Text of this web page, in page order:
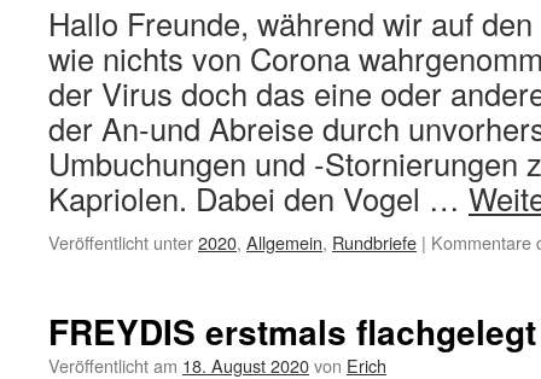
Hallo Freunde, während wir auf
wie nichts von Corona
der Virus doch das eine oder
der An-und Abreise durch
Umbuchungen und -Stornierungen
Kapriolen. Dabei den Vogel …
Veröffentlicht unter2020, Allgemein, Rundbriefe | Kommentare
FREYDIS erstmals flachgelegt
Veröffentlicht am 18. August 2020von Erich